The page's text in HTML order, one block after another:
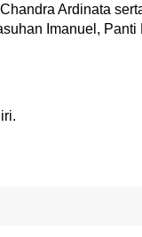
Ardinata
Imanuel,